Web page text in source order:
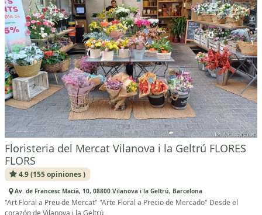
Floristeria del Mercat Vilanova i la Geltrú FLORES
FLORS
4.9 (155 opiniones )
Av. de Francesc Macià, 10, 08800 Vilanova i la Geltrú, Barcelona
"Art Floral a Preu de Mercat" "Arte Floral a Precio de Mercado" Desde el
corazón de Vilanova i la Geltrú